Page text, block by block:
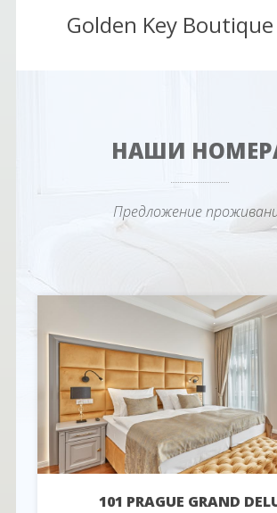
Golden Key
НАШИ
Предложение
101 PRAGUE GRAND